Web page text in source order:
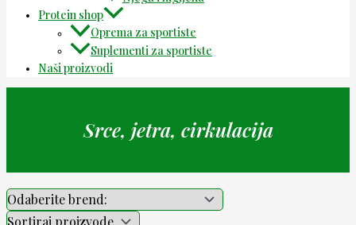
Protein shop
Oprema za sportiste
Suplementi za sportiste
Naši proizvodi
Srce, jetra, cirkulacija